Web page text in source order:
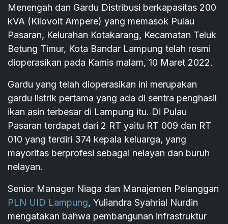
Menengah dan Gardu Distribusi berkapasitas 200
kVA (Kilovolt Ampere) yang memasok Pulau
Pasaran, Kelurahan Kotakarang, Kecamatan Teluk
Betung Timur, Kota Bandar Lampung telah resmi
dioperasikan pada Kamis malam, 10 Maret 2022.
Gardu yang telah dioperasikan ini merupakan
gardu listrik pertama yang ada di sentra penghasil
ikan asin terbesar di Lampung itu. Di Pulau
Pasaran terdapat dari 2 RT yaitu RT 009 dan RT
010 yang terdiri 374 kepala keluarga, yang
mayoritas berprofesi sebagai nelayan dan buruh
nelayan.
Senior Manager Niaga dan Manajemen Pelanggan
PLN UID Lampung, Yuliandra Syahrial Nurdin
mengatakan bahwa pembangunan infrastruktur